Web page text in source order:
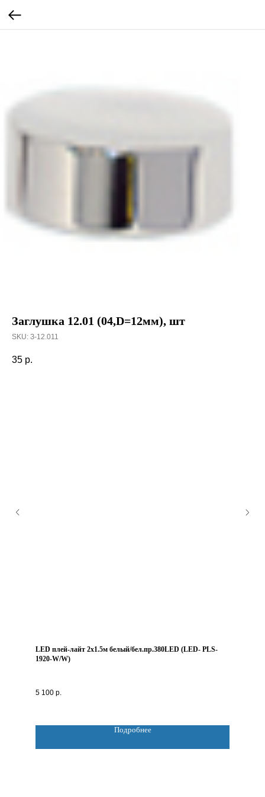
Заглушка 12.01 (04,D=12мм), шт
SKU: З-12.011
35 р.
LED плей-лайт 2х1.5м белый/бел.пр.380LED (LED- PLS-
1920-W/W)
5 100 р.
Подробнее